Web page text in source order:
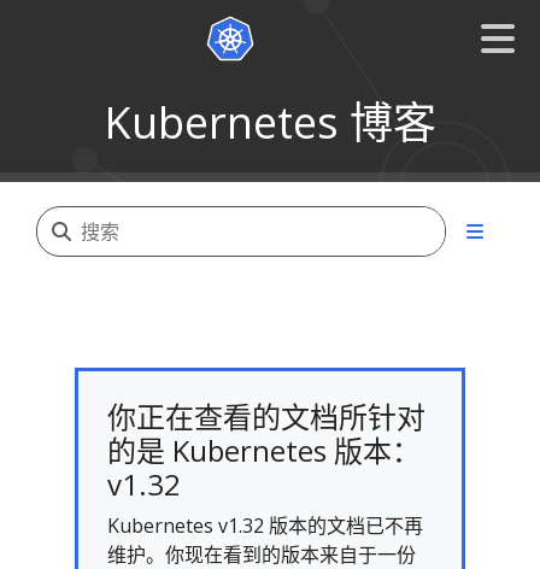
Kubernetes 博客
你正在查看的文档所针对
的是 Kubernetes 版本：
v1.32
Kubernetes v1.32 版本的文档已不再
维护。你现在看到的版本来自于一份